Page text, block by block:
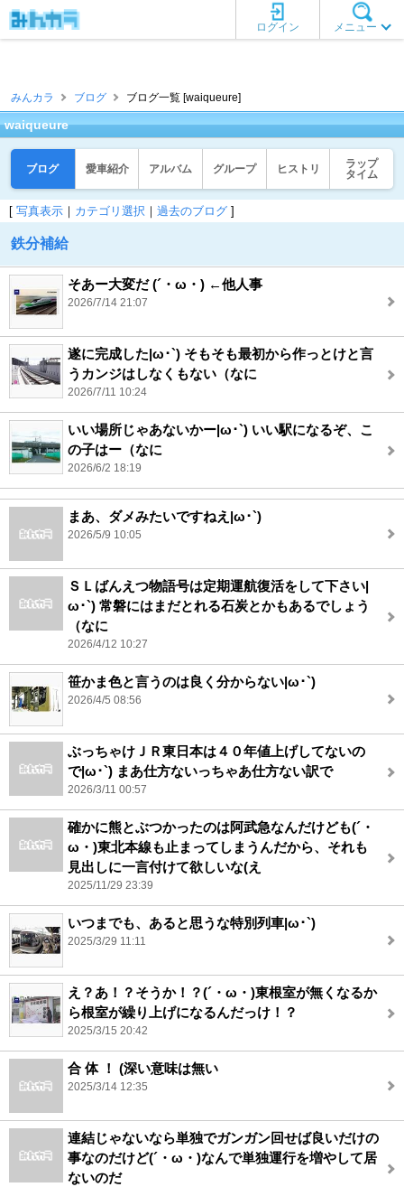
メニュー
ログイン
みんカラ ブログ ブログ一覧 [waiqueure]
waiqueure
ブログ 愛車紹介 アルバム グループ ヒストリ
ラップ
タイム
[ 写真表示 ｜ カテゴリ選択 ｜ 過去のブログ ]
鉄分補給
そあー大変だ (´・ω・) ←他人事
2026/7/14 21:07
遂に完成した|ω･`) そもそも最初から作っとけと言
うカンジはしなくもない（なに
2026/7/11 10:24
いい場所じゃあないかー|ω･`) いい駅になるぞ、こ
の子はー（なに
2026/6/2 18:19
まあ、ダメみたいですねえ|ω･`)
2026/5/9 10:05
ＳＬばんえつ物語号は定期運航復活をして下さい|
ω･`) 常磐にはまだとれる石炭とかもあるでしょう
（なに
2026/4/12 10:27
笹かま色と言うのは良く分からない|ω･`)
2026/4/5 08:56
ぶっちゃけＪＲ東日本は４０年値上げしてないの
で|ω･`) まあ仕方ないっちゃあ仕方ない訳で
2026/3/11 00:57
確かに熊とぶつかったのは阿武急なんだけども(´・
ω・)東北本線も止まってしまうんだから、それも
見出しに一言付けて欲しいな(え
2025/11/29 23:39
いつまでも、あると思うな特別列車|ω･`)
2025/3/29 11:11
え？あ！？そうか！？(´・ω・)東根室が無くなるか
ら根室が繰り上げになるんだっけ！？
2025/3/15 20:42
合 体 ！ (深い意味は無い
2025/3/14 12:35
連結じゃないなら単独でガンガン回せば良いだけの
事なのだけど(´・ω・)なんで単独運行を増やして居
ないのだ